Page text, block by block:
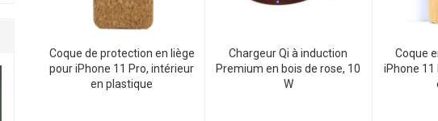
Coque de protection en liège
pour iPhone 11 Pro, intérieur
en plastique
Chargeur Qi à induction
Premium en bois de rose, 10
W
Coque
iPhone 11